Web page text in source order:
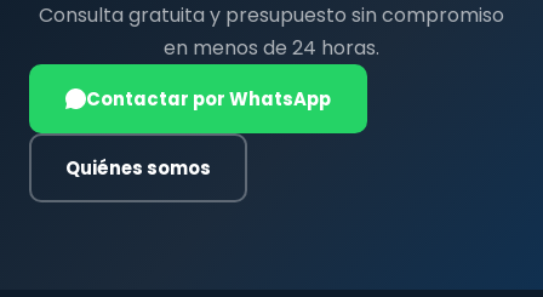
Consulta gratuita y presupuesto sin compromiso
en menos de 24 horas.
Contactar por WhatsApp
Quiénes somos